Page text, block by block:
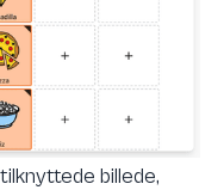
billede,